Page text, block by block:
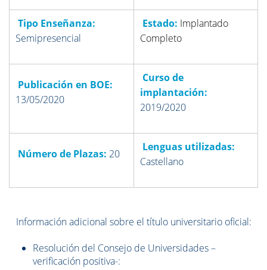
Tipo Enseñanza:
Semipresencial
Estado: Implantado
Completo
Publicación en BOE:
13/05/2020
Curso de
implantación:
2019/2020
Número de Plazas: 20
Lenguas utilizadas:
Castellano
Información adicional sobre el título universitario oficial:
Resolución del Consejo de Universidades –
verificación positiva-: